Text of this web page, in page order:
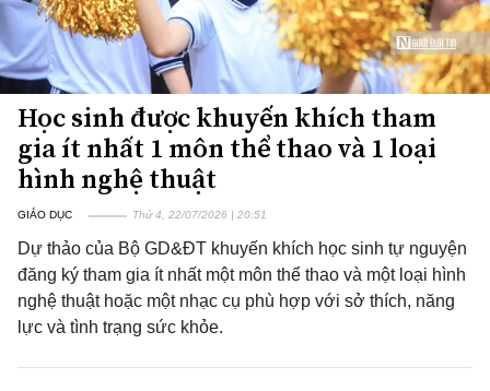
Học sinh được khuyến khích tham
gia ít nhất 1 môn thể thao và 1 loại
hình nghệ thuật
GIÁO DỤC Thứ 4, 22/07/2026 | 20:51
Dự thảo của Bộ GD&ĐT khuyến khích học sinh tự nguyện
đăng ký tham gia ít nhất một môn thể thao và một loại hình
nghệ thuật hoặc một nhạc cụ phù hợp với sở thích, năng
lực và tình trạng sức khỏe.